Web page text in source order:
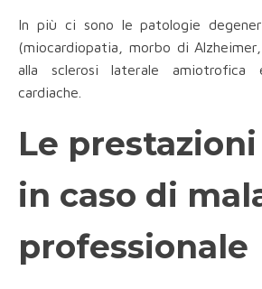
In più ci sono le patologie
(miocardiopatia, morbo di
alla sclerosi laterale amiotrofica
cardiache.
Le
in caso di
professionale